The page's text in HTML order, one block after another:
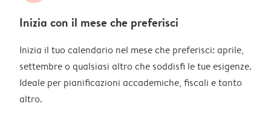
Inizia con il mese che preferisci
Inizia il tuo calendario nel mese che preferisci: aprile,
settembre o qualsiasi altro che soddisfi le tue esigenze.
Ideale per pianificazioni accademiche, fiscali e tanto
altro.